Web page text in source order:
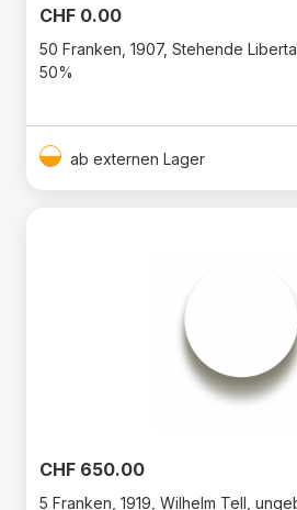
CHF 0.00
50 Franken, 1907, Stehende
50%
ab externen Lager
CHF 650.00
5 Franken, 1919, Wilhelm Tell,